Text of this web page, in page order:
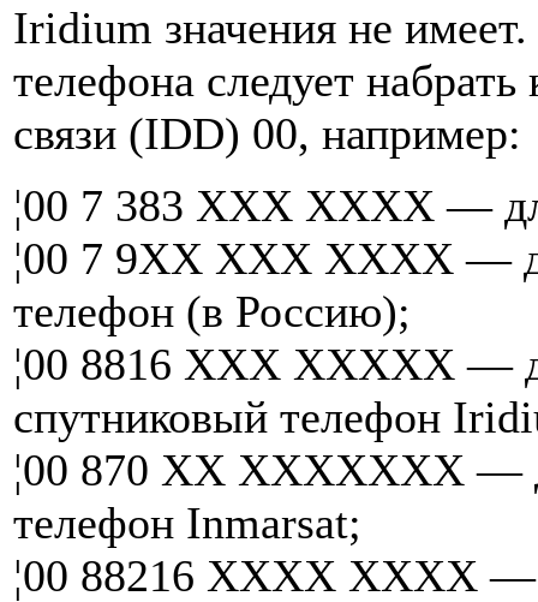
Iridium значения не
телефона следует
связи (IDD) 00, например:
¦00 7 383 XXX XXXX —
¦00 7 9XX XXX XXXX —
телефон (в Россию);
¦00 8816 XXX XXXXX —
спутниковый телефон
¦00 870 XX XXXXXXX —
телефон Inmarsat;
¦00 88216 XXXX XXXX —